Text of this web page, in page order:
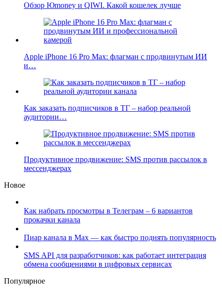
Обзор Юmoney и QIWI. Какой кошелек лучше
Apple iPhone 16 Pro Max: флагман с продвинутым ИИ
и…
Как заказать подписчиков в ТГ – набор реальной
аудитории…
Продуктивное продвижение: SMS против рассылок в
мессенджерах
Новое
Как набрать просмотры в Телеграм – 6 вариантов
прокачки канала
Пиар канала в Max — как быстро поднять популярность
SMS API для разработчиков: как работает интеграция
обмена сообщениями в цифровых сервисах
Популярное